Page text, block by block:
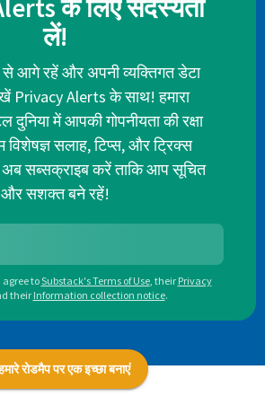
के लिए सदस्यता
लें!
आगे रहें और अपनी व्यक्तिगत डेटा
Privacy Alerts के साथ! हमारा
में आपकी गोपनीयता की रक्षा
विशेषज्ञ सलाह, टिप्स, और ट्रिक्स
अब सब्सक्राइब करें ताकि आप सूचित
और सशक्त बने रहें!
agree toSubstack's Terms of Use, their Privacy
their Information collection notice.
रोडमैप पर एक इच्छा बनाएं